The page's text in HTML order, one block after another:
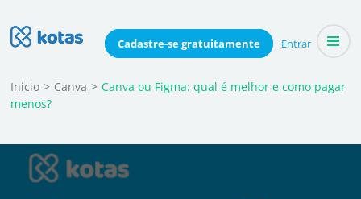
Cadastre-segratuitamente Entrar
to
(Press
Enter)
Blog do Kotas
Dicas e conteúdo relevante para economizar coletivamente
Inicio > Canva > Canva ou Figma: qual é melhor e como pagar
menos?